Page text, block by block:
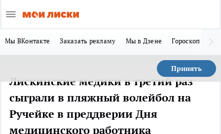
Мы ВКонтакте Заказать рекламу Мы в Дзене Гороскоп
Принять
Лискинские медики в третий раз
сыграли в пляжный волейбол на
Ручейке в преддверии Дня
медицинского работника